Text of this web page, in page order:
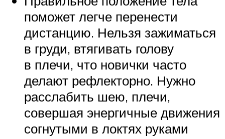
поможет легче перенести
дистанцию. Нельзя зажиматься
в груди, втягивать голову
в плечи, что новички часто
делают рефлекторно. Нужно
расслабить шею, плечи,
совершая энергичные движения
согнутыми в локтях руками